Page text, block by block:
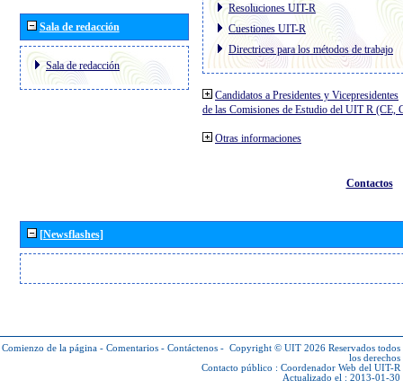
Sala de redacción
Sala de redacción
Resoluciones UIT-R
Cuestiones UIT-R
Directrices para los métodos de trabajo
Candidatos a Presidentes y Vicepresidentes
de las Comisiones de Estudio del UIT R (CE,
Otras informaciones
Contactos
[Newsflashes]
Comienzo de la página - Comentarios - Contáctenos - Copyright © UIT 2026 Reservados todos
los derechos
Contacto público : Coordenador Web del UIT-R
Actualizado el : 2013-01-30